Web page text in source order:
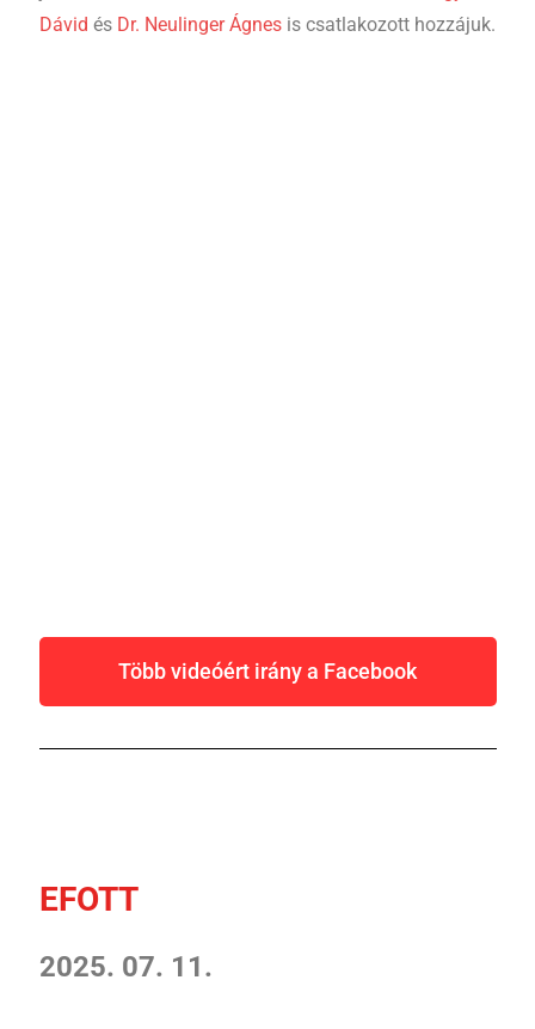
Dávid és Dr. Neulinger Ágnesis csatlakozott hozzájuk.
Több videóért irány a Facebook
EFOTT
2025. 07. 11.